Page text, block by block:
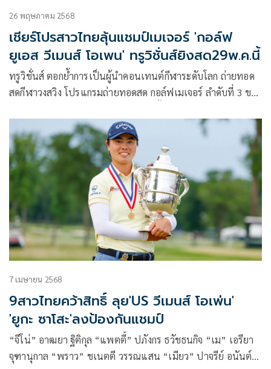
26 พฤษภาคม 2568
เชียร์โปรสาวไทยลุ้นแชมป์เมเจอร์ 'กอล์ฟ
ยูเอส วีเมนส์ โอเพน' ทรูวิชั่นส์ยิงสด29พ.ค.นี้
ทรูวิชั่นส์ ตอกย้ำการเป็นผู้นำคอนเทนต์กีฬาระดับโลก ถ่ายทอด
สดกีฬาวงสวิง โปรแกรมถ่ายทอดสด กอล์ฟเมเจอร์ ลำดับที่ 3 ของ
นำโดย จีโน่ – อาฒยา ฐิติกุล ให้ลุ้นถึงแชมป์ ถ่ายทอดสดแบบ
เอ็กซ์คลูซีฟลอด 4 วันเต็ม เริ่มตั้งแต่วันที่ 29 พฤษภาคมนี้ เวลา
23.00 น. ไปจนถึงรอบสุดท้าย 2 มิถุนายน 2568 เวลา 01.00 น.
ทางช่อง SPOTV (689) ทางแอปพลิเคชันทรูวิชั่นส์ นาว
(TrueVisions NOW) คลิกร่วมเชียร์โปรสาวไทย
https://truevisions-now.onelink.me/RQwi/6q3oyt97
7 เมษายน 2568
9สาวไทยคว้าสิทธิ์ ลุย'US วีเมนส์ โอเพ่น'
'ยูกะ ซาโสะ'ลงป้องกันแชมป์
“จีโน่” อาฒยา ฐิติกุล “แพตตี้” ปภังกร ธวัชธนกิจ “เม” เอรียา
จุฑานุกาล “พราว” ชเนตตี วรรณแสน “เมียว” ปาจรีย์ อนันต์